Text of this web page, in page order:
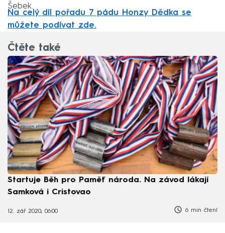
Šebek.
Na celý díl pořadu 7 pádu Honzy Dědka se
můžete podívat zde.
Čtěte také
Startuje Běh pro Paměť národa. Na závod lákají
Samková i Cristovao
12. zář 2020, 06:00 6 min čtení